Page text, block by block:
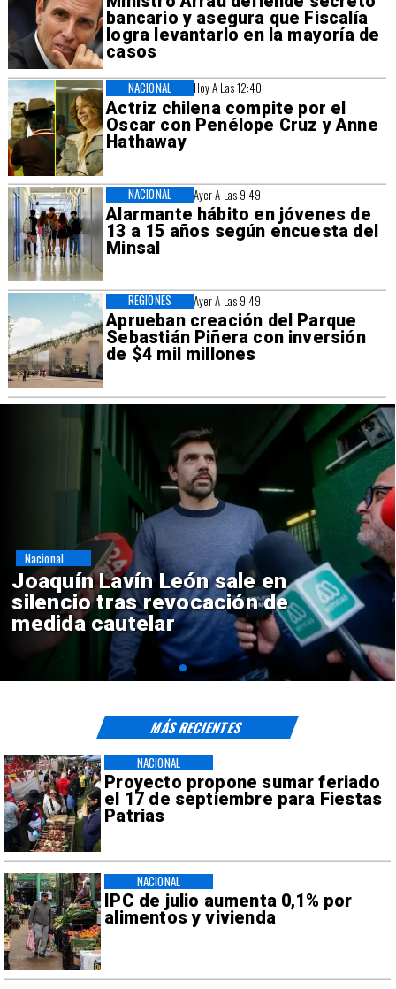
bancario y asegura que Fiscalía
logra levantarlo en la mayoría de
casos
Hoy A Las 12:40
Actriz chilena compite por el
Oscar con Penélope Cruz y Anne
Hathaway
NACIONAL
Ayer A Las 9:49
Alarmante hábito en jóvenes de
13 a 15 años según encuesta del
Minsal
NACIONAL
Ayer A Las 9:49
Aprueban creación del Parque
Sebastián Piñera con inversión
de $4 mil millones
REGIONES
Chile y Venezuela formalizan
reinicio de relaciones
consulares
Nacional
Proyecto propone sumar feriado
el 17 de septiembre para Fiestas
Patrias
NACIONAL
IPC de julio aumenta 0,1% por
alimentos y vivienda
NACIONAL
MÁS RECIENTES